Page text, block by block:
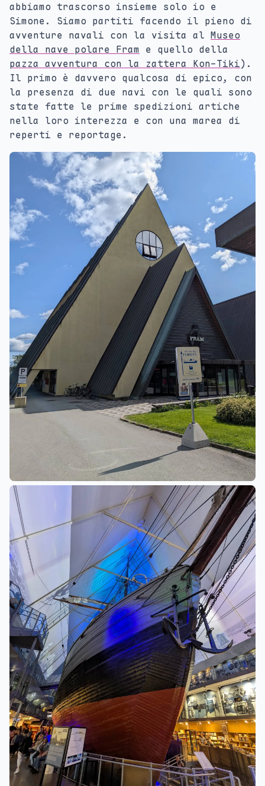
abbiamo trascorso insieme solo io e
Simone. Siamo partiti facendo il pieno di
avventure navali con la visita al Museo
della nave polare Fram e quello della
pazza avventura con la zattera Kon-Tiki).
Il primo è davvero qualcosa di epico, con
la presenza di due navi con le quali sono
state fatte le prime spedizioni artiche
nella loro interezza e con una marea di
reperti e reportage.